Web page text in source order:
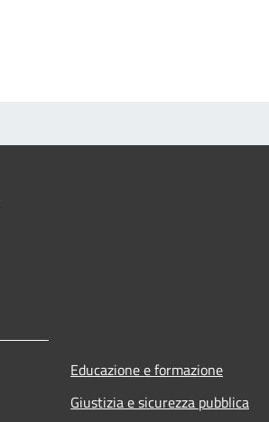
Educazione e formazione
Giustizia e sicurezza pubblica